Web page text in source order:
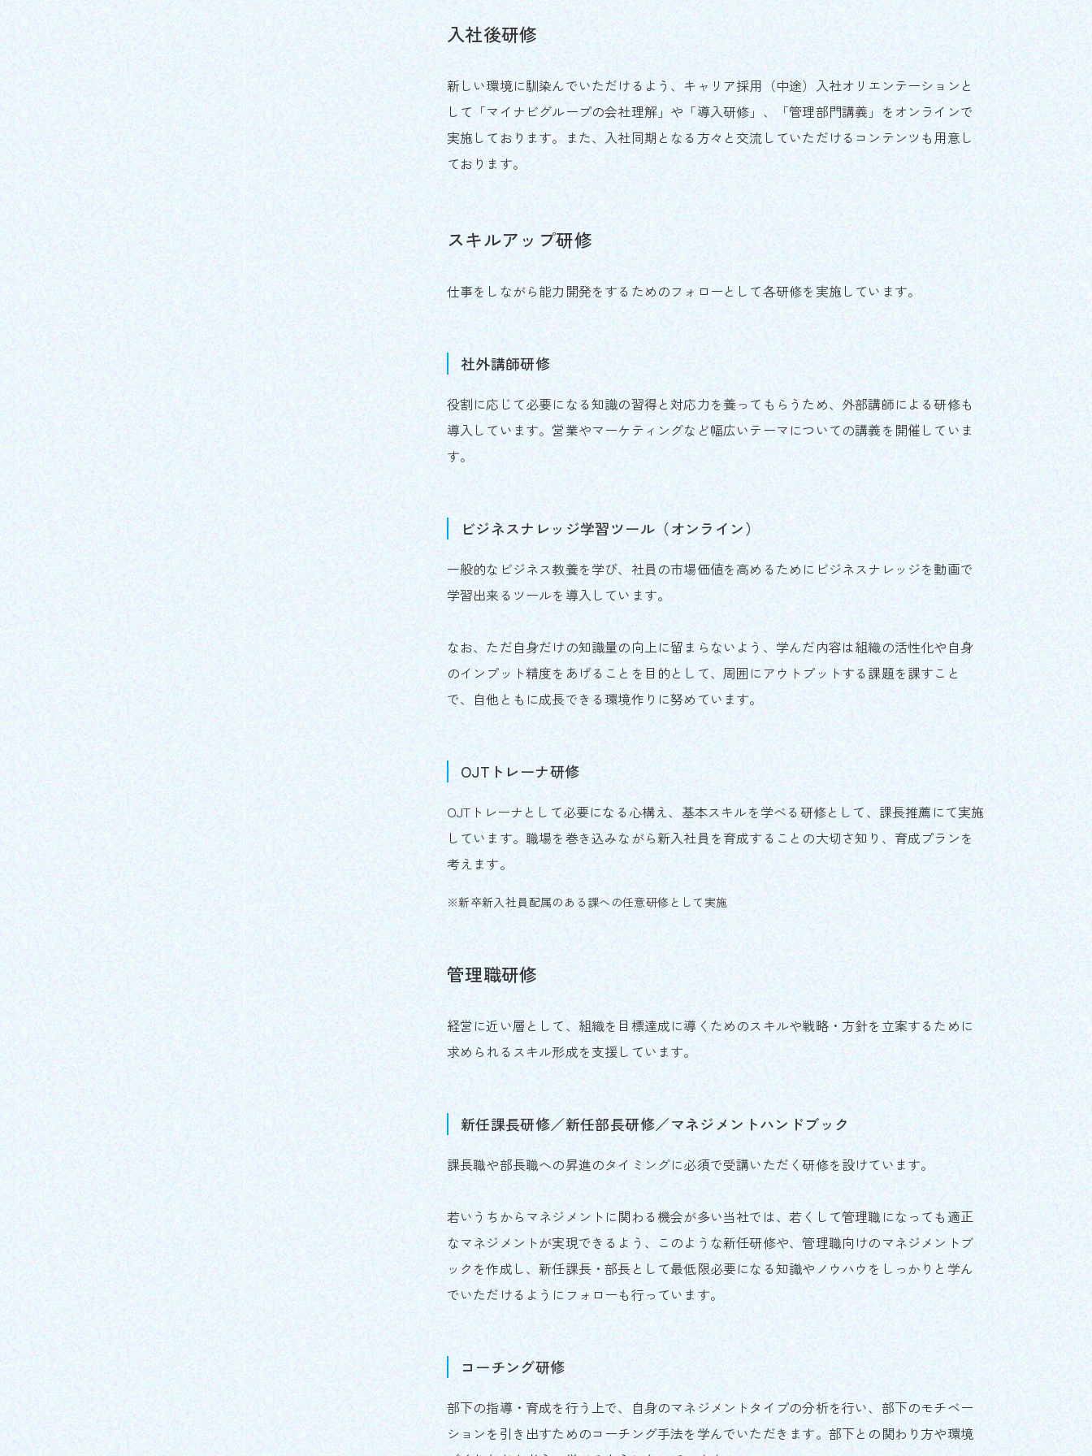
入社後研修
新しい環境に馴染んでいただけるよう、キャリア採用（中途）入社オリエンテーションと
して「マイナビグループの会社理解」や「導入研修」、「管理部門講義」をオンラインで
実施しております。また、入社同期となる方々と交流していただけるコンテンツも用意し
ております。
スキルアップ研修
仕事をしながら能力開発をするためのフォローとして各研修を実施しています。
社外講師研修
役割に応じて必要になる知識の習得と対応力を養ってもらうため、外部講師による研修も
導入しています。営業やマーケティングなど幅広いテーマについての講義を開催していま
す。
ビジネスナレッジ学習ツール（オンライン）
一般的なビジネス教養を学び、社員の市場価値を高めるためにビジネスナレッジを動画で
学習出来るツールを導入しています。
なお、ただ自身だけの知識量の向上に留まらないよう、学んだ内容は組織の活性化や自身
のインプット精度をあげることを目的として、周囲にアウトプットする課題を課すこと
で、自他ともに成長できる環境作りに努めています。
OJTトレーナ研修
OJTトレーナとして必要になる心構え、基本スキルを学べる研修として、課長推薦にて実施
しています。職場を巻き込みながら新入社員を育成することの大切さ知り、育成プランを
考えます。
※新卒新入社員配属のある課への任意研修として実施
管理職研修
経営に近い層として、組織を目標達成に導くためのスキルや戦略・方針を立案するために
求められるスキル形成を支援しています。
新任課長研修／新任部長研修／マネジメントハンドブック
課長職や部長職への昇進のタイミングに必須で受講いただく研修を設けています。
若いうちからマネジメントに関わる機会が多い当社では、若くして管理職になっても適正
なマネジメントが実現できるよう、このような新任研修や、管理職向けのマネジメントブ
ックを作成し、新任課長・部長として最低限必要になる知識やノウハウをしっかりと学ん
でいただけるようにフォローも行っています。
コーチング研修
部下の指導・育成を行う上で、自身のマネジメントタイプの分析を行い、部下のモチベー
ションを引き出すためのコーチング手法を学んでいただきます。部下との関わり方や環境